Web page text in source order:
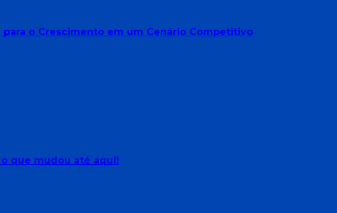
o Crescimento em um Cenário Competitivo
que mudou até aqui!